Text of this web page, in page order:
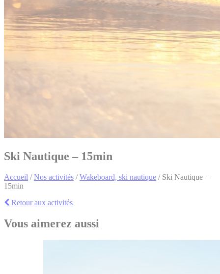
Ski Nautique – 15min
Accueil /Nos activités /Wakeboard, ski nautique / Ski Nautique –
15min
Retour aux activités
Vous aimerez aussi